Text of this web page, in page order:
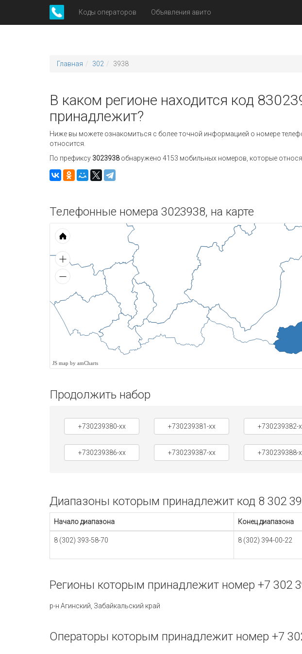
Коды операторов Объявления авито
Главная 302 3938
В каком регионе находится код
принадлежит?
Ниже вы можете ознакомиться с более точной информацией о номере
относится.
По префиксу 3023938обнаружено 4153 мобильных номеров, которые
Телефонные номера 3023938, на карте
JS map by amCharts
Продолжить набор
+730239380-xx +730239381-xx +730239382-
+730239386-xx +730239387-xx +730239388-
Диапазоны которым принадлежит код 8 302
Начало диапазона Конец диапазона
8 (302) 393-58-70 8 (302) 394-00-22
Регионы которым принадлежит номер +7 302
р-н Агинский, Забайкальский край
Операторы которым принадлежит номер +7